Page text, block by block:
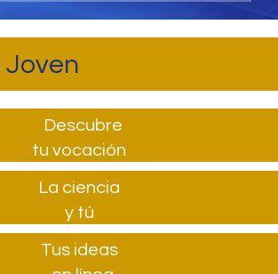
Joven
Descubre
tu vocación
La ciencia
y tú
Tus ideas